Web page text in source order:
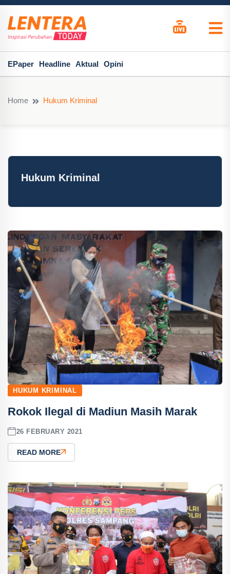
EPaper Headline Aktual Opini
Home Hukum Kriminal
Hukum Kriminal
HUKUM KRIMINAL
Rokok Ilegal di Madiun Masih Marak
26 FEBRUARY 2021
READ MORE